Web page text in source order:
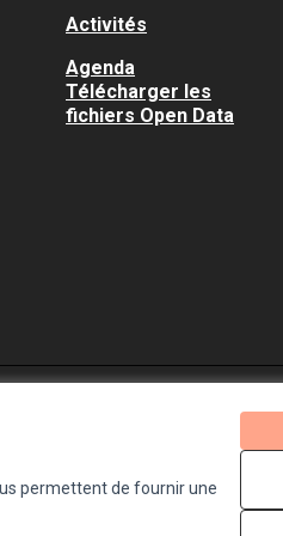
permettent de fournir une
Activités
Agenda
Télécharger les
fichiers Open Data